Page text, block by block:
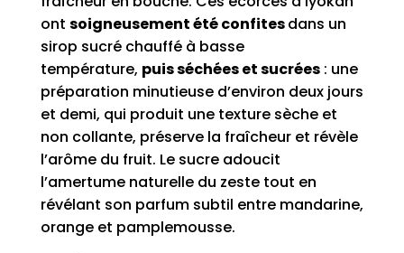
ont soigneusement été confitesdans un
sirop sucré chauffé à basse
température, puis séchées et sucrées: une
préparation minutieuse d’environ deux jours
et demi, qui produit une texture sèche et
non collante, préserve la fraîcheur et révèle
l’arôme du fruit. Le sucre adoucit
l’amertume naturelle du zeste tout en
révélant son parfum subtil entre mandarine,
orange et pamplemousse.